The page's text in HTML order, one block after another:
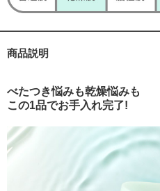
商品説明
べたつき悩みも乾燥悩みも
この1品でお手入れ完了!